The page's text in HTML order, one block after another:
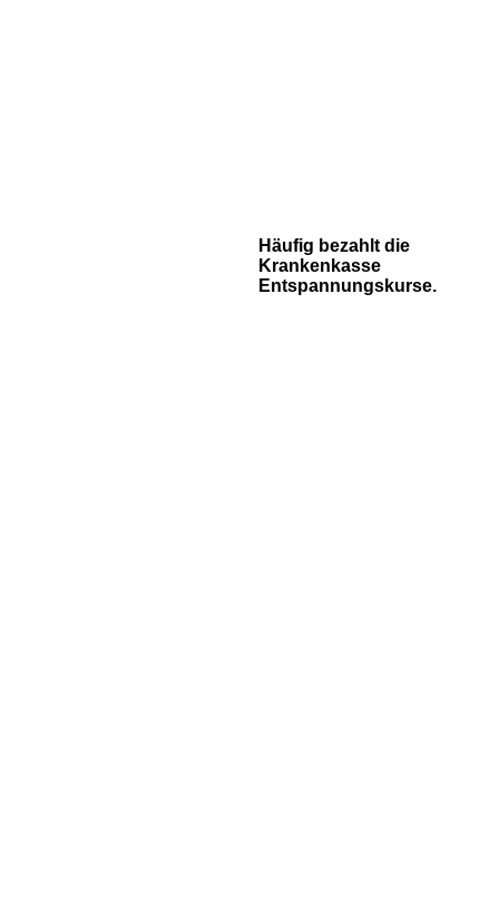
Häufig bezahlt die
Krankenkasse
Entspannungskurse.